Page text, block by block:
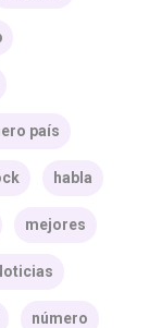
país
habla
mejores
número